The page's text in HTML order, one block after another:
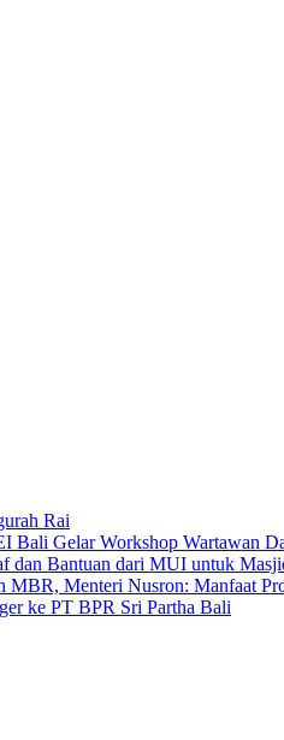
Rai
Bali Gelar Workshop Wartawan
dan Bantuan dari MUI untuk
MBR, Menteri Nusron: Manfaat
ke PT BPR Sri Partha Bali